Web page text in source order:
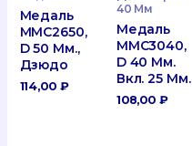
Медаль
MMC2650,
D 50 Мм.,
Дзюдо
114,00 ₽
40 Мм
Медаль
MMC3040,
D 40 Мм.
Вкл. 25 Мм.
108,00₽